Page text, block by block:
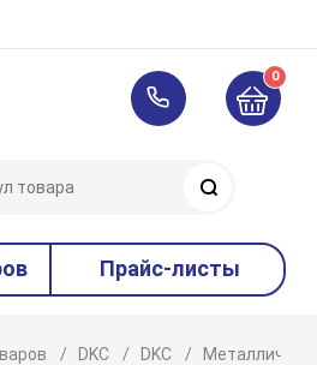
0
Прайс-листы
DKC DKC